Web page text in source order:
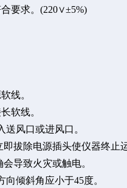
要求。(220∨±5%)
线。
软线。
风口或进风口。
拔除电源插头使仪器终止
导致火灾或触电。
倾斜角应小于45度。